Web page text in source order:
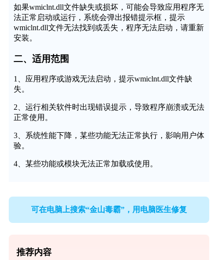
如果wmiclnt.dll文件缺失或损坏，可能会导致应用程序无
法正常启动或运行，系统会弹出报错提示框，提示
wmiclnt.dll文件无法找到或丢失，程序无法启动，请重新
安装。
二、适用范围
1、应用程序或游戏无法启动，提示wmiclnt.dll文件缺
失。
2、运行相关软件时出现错误提示，导致程序崩溃或无法
正常使用。
3、系统性能下降，某些功能无法正常执行，影响用户体
验。
4、某些功能或模块无法正常加载或使用。
可在电脑上搜索“金山毒霸”，用电脑医生修复
推荐内容